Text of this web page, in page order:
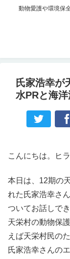
動物愛護や環境保
氏家浩幸が
水PRと海
こんにちは。ヒ
本日は、12期の
れた氏家浩幸さ
ついてお話しで
天栄村の動物保
えば天栄村民の
氏家浩幸さんの